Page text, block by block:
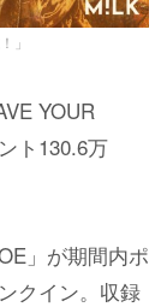
」
YOUR
ト130.6万
」が期間内ポ
クイン。収録